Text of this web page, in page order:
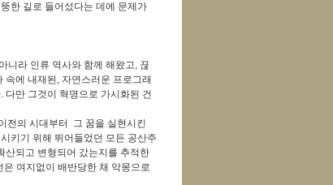
한 길로 들어섰다는 데에 문제가
니라 인류 역사와 함께 해왔고, 끊
에 내재된, 자연스러운 프로그래
만 그것이 혁명으로 가시화된 건
전의 시대부터 그 꿈을 실현시킨
키기 위해 뛰어들었던 모든 공산주
산되고 변형되어 갔는지를 추적한
여지없이 배반당한 채 악몽으로